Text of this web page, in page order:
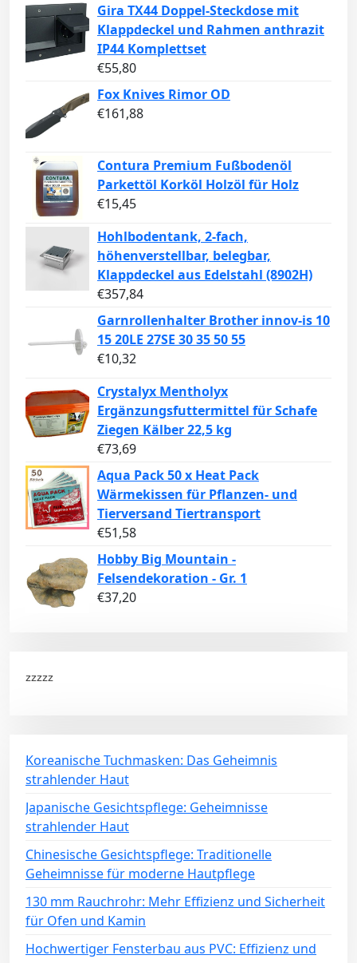
Gira TX44 Doppel-Steckdose mit
Klappdeckel und Rahmen anthrazit
IP44 Komplettset
€55,80
Fox Knives Rimor OD
€161,88
Contura Premium Fußbodenöl
Parkettöl Korköl Holzöl für Holz
€15,45
Hohlbodentank, 2-fach,
höhenverstellbar, belegbar,
Klappdeckel aus Edelstahl (8902H)
€357,84
Garnrollenhalter Brother innov-is 10
15 20LE 27SE 30 35 50 55
€10,32
Crystalyx Mentholyx
Ergänzungsfuttermittel für Schafe
Ziegen Kälber 22,5 kg
€73,69
Aqua Pack 50 x Heat Pack
Wärmekissen für Pflanzen- und
Tierversand Tiertransport
€51,58
Hobby Big Mountain -
Felsendekoration - Gr. 1
€37,20
zzzzz
Koreanische Tuchmasken: Das Geheimnis
strahlender Haut
Japanische Gesichtspflege: Geheimnisse
strahlender Haut
Chinesische Gesichtspflege: Traditionelle
Geheimnisse für moderne Hautpflege
130 mm Rauchrohr: Mehr Effizienz und Sicherheit
für Ofen und Kamin
Hochwertiger Fensterbau aus PVC: Effizienz und